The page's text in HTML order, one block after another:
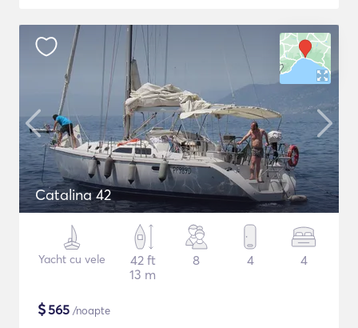
Catalina 42
Yacht cu vele
42 ft
13 m
8 4 4
$565 /noapte